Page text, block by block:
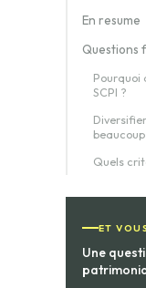
En resume
Questions
Pourquoi
SCPI ?
beaucoup
Quels
ET
Une